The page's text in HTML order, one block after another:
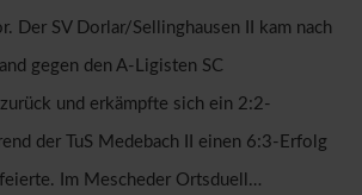
Der SV Dorlar/Sellinghausen II kam nach
gegen den A-Ligisten SC
und erkämpfte sich ein 2:2-
der TuS Medebach II einen 6:3-Erfolg
Im Mescheder Ortsduell…